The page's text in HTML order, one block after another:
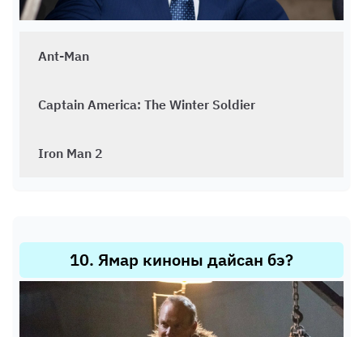
Ant-Man
Captain America: The Winter Soldier
Iron Man 2
10. Ямар киноны дайсан бэ?